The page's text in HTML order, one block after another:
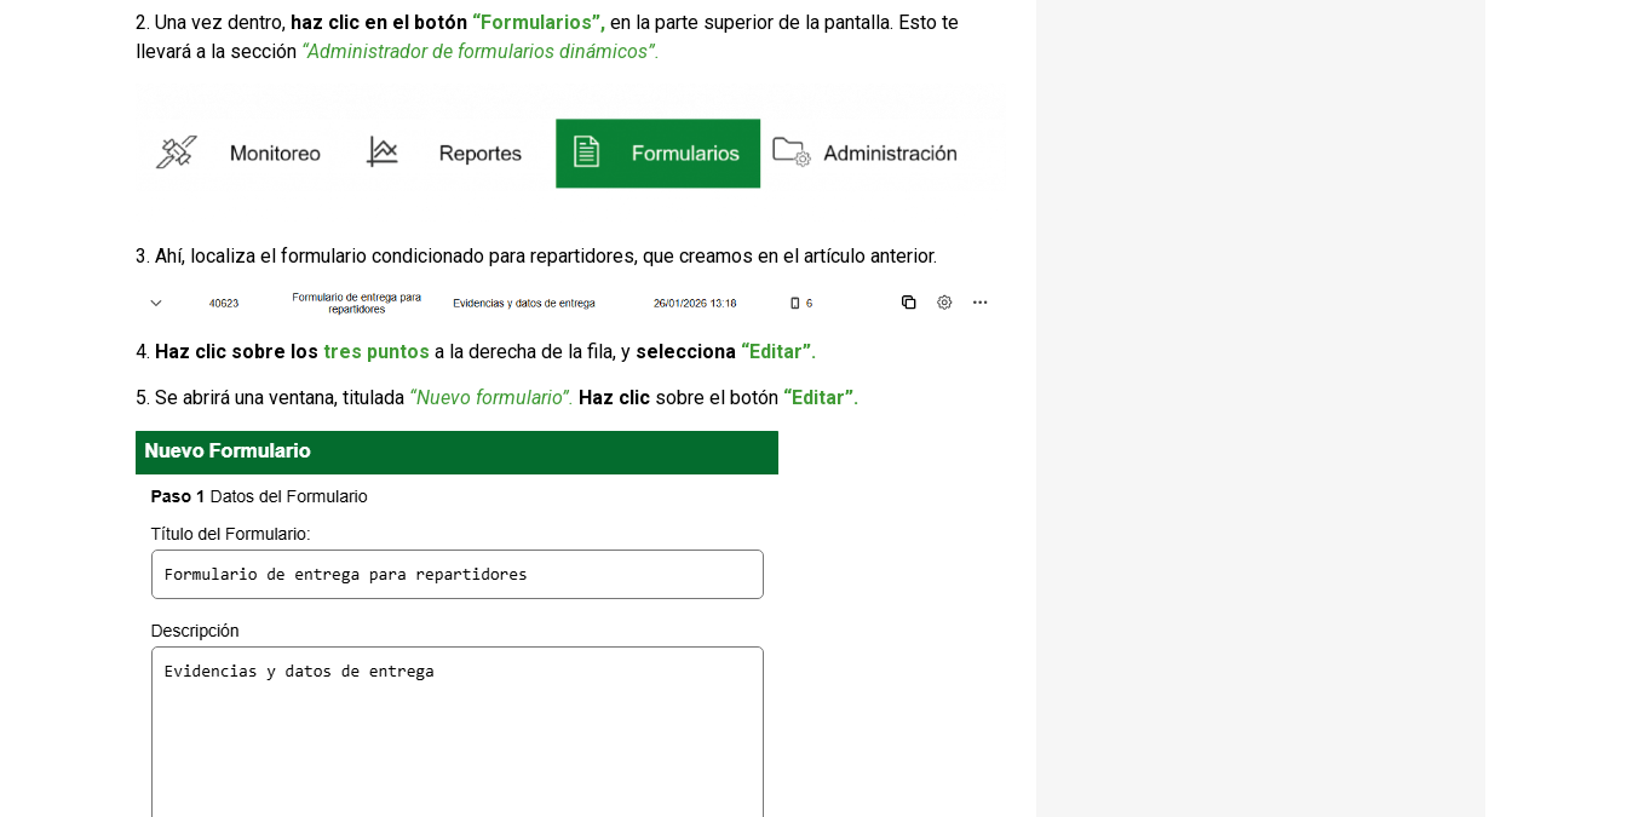
2. Una vez dentro, haz clic en el botón “Formularios”, en la parte superior de la pantalla. Esto te
llevará a la sección “Administrador de formularios dinámicos”.
3. Ahí, localiza el formulario condicionado para repartidores, que creamos en el artículo anterior.
4. Haz clic sobre los tres puntos a la derecha de la fila, y selecciona “Editar”.
5. Se abrirá una ventana, titulada “Nuevo formulario”. Haz clic sobre el botón “Editar”.